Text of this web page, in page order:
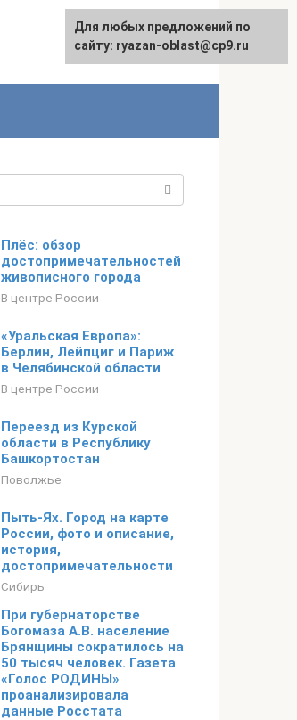
Плёс: обзор
достопримечательностей
живописного города
В центре России
«Уральская Европа»:
Берлин, Лейпциг и Париж
в Челябинской области
В центре России
Переезд из Курской
области в Республику
Башкортостан
Поволжье
Пыть-Ях. Город на карте
России, фото и описание,
история,
достопримечательности
Сибирь
При губернаторстве
Богомаза А.В. население
Брянщины сократилось на
50 тысяч человек. Газета
«Голос РОДИНЫ»
проанализировала
данные Росстата
Для любых предложений по
сайту: ryazan-oblast@cp9.ru